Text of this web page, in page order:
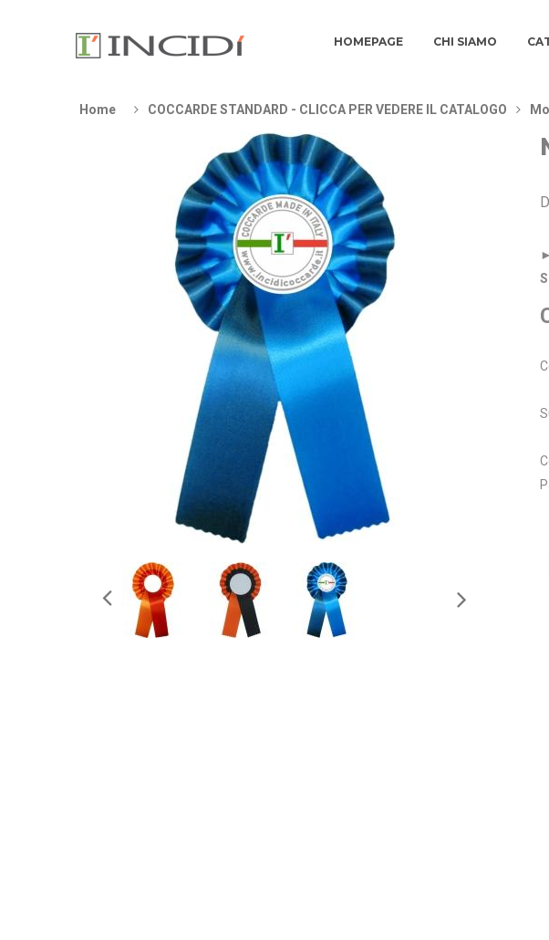
HOMEPAGE CHI SIAMO
Home COCCARDE STANDARD - CLICCA PER VEDERE IL CATALOGO
►